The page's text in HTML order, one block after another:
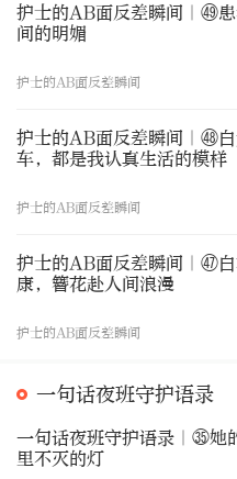
护士的AB面反差瞬间｜㊾
间的明媚
护士的AB面反差瞬间
护士的AB面反差瞬间｜㊽
车，都是我认真生活的模样
护士的AB面反差瞬间
护士的AB面反差瞬间｜㊼
康，簪花赴人间浪漫
护士的AB面反差瞬间
一句话夜班守护语录
一句话夜班守护语录｜㉟她
里不灭的灯